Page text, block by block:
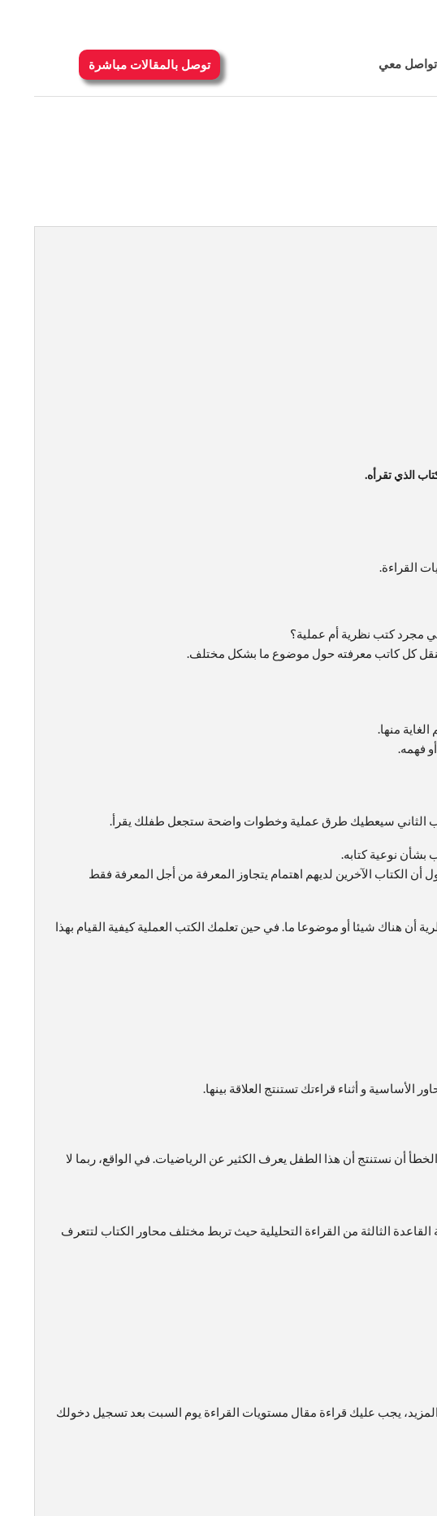
تواصل معي توصل بالمقالات مباشرة
الذي تقرأه.
القراءة.
مجرد كتب نظرية أم عملية؟
ينقل كل كاتب معرفته حول موضوع ما بشكل مختلف.
منها.
فهمه.
الثاني سيعطيك طرق عملية وخطوات واضحة ستجعل طفلك يقرأ.
بشأن نوعية كتابه.
أن الكتاب الآخرين لديهم اهتمام يتجاوز المعرفة من أجل المعرفة فقط
هناك شيئا أو موضوعا ما. في حين تعلمك الكتب العملية كيفية القيام بهذا
الأساسية و أثناء قراءتك تستنتج العلاقة بينها.
أن نستنتج أن هذا الطفل يعرف الكثير عن الرياضيات. في الواقع، ربما لا
الثالثة من القراءة التحليلية حيث تربط مختلف محاور الكتاب لتتعرف
المزيد، يجب عليك قراءة مقال مستويات القراءة يوم السبت بعد تسجيل دخولك